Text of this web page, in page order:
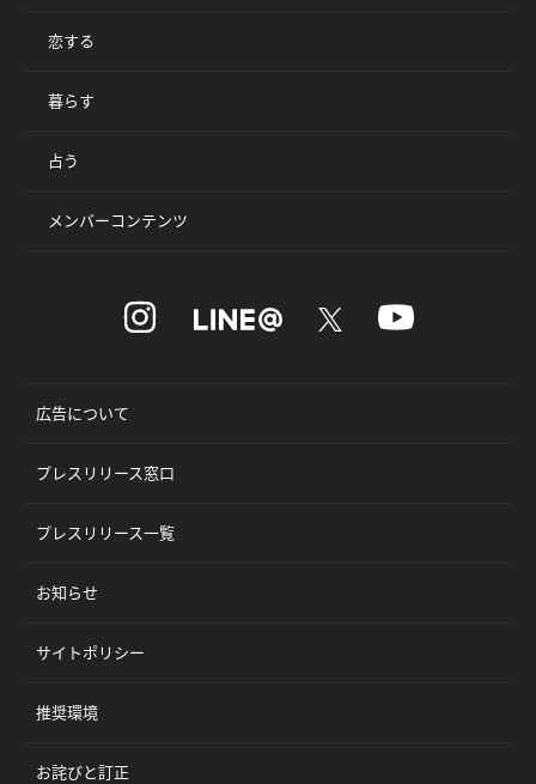
恋する
暮らす
占う
メンバーコンテンツ
広告について
プレスリリース窓口
プレスリリース一覧
お知らせ
サイトポリシー
推奨環境
お詫びと訂正